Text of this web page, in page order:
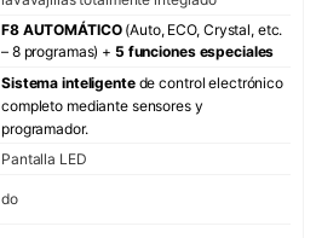
pequeños
Hervidores
Tostadora
F8 AUTOMÁTICO(Auto, ECO, Crystal, etc.
– 8 programas) + 5 funciones especiales
Sistema inteligente de control electrónico
completo mediante sensores y
programador.
Pantalla LED
do